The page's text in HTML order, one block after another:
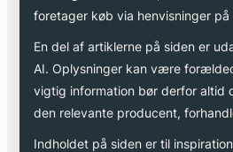
foretager køb via henvisninger på
En del af artiklerne på siden er
AI. Oplysninger kan være
vigtig information bør derfor altid
den relevante producent,
Indholdet på siden er til